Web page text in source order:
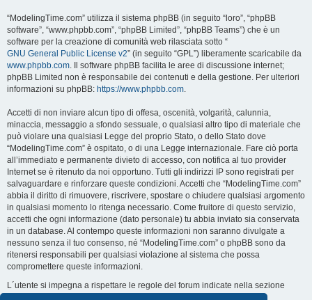
“ModelingTime.com” utilizza il sistema phpBB (in seguito “loro”, “phpBB
software”, “www.phpbb.com”, “phpBB Limited”, “phpBB Teams”) che è un
software per la creazione di comunità web rilasciata sotto “
GNU General Public License v2” (in seguito “GPL”) liberamente scaricabile da
www.phpbb.com. Il software phpBB facilita le aree di discussione internet;
phpBB Limited non è responsabile dei contenuti e della gestione. Per ulteriori
informazioni su phpBB: https://www.phpbb.com.
Accetti di non inviare alcun tipo di offesa, oscenità, volgarità, calunnia,
minaccia, messaggio a sfondo sessuale, o qualsiasi altro tipo di materiale che
può violare una qualsiasi Legge del proprio Stato, o dello Stato dove
“ModelingTime.com” è ospitato, o di una Legge internazionale. Fare ciò porta
all’immediato e permanente divieto di accesso, con notifica al tuo provider
Internet se è ritenuto da noi opportuno. Tutti gli indirizzi IP sono registrati per
salvaguardare e rinforzare queste condizioni. Accetti che “ModelingTime.com”
abbia il diritto di rimuovere, riscrivere, spostare o chiudere qualsiasi argomento
in qualsiasi momento lo ritenga necessario. Come fruitore di questo servizio,
accetti che ogni informazione (dato personale) tu abbia inviato sia conservata
in un database. Al contempo queste informazioni non saranno divulgate a
nessuno senza il tuo consenso, né “ModelingTime.com” o phpBB sono da
ritenersi responsabili per qualsiasi violazione al sistema che possa
compromettere queste informazioni.
L´utente si impegna a rispettare le regole del forum indicate nella sezione